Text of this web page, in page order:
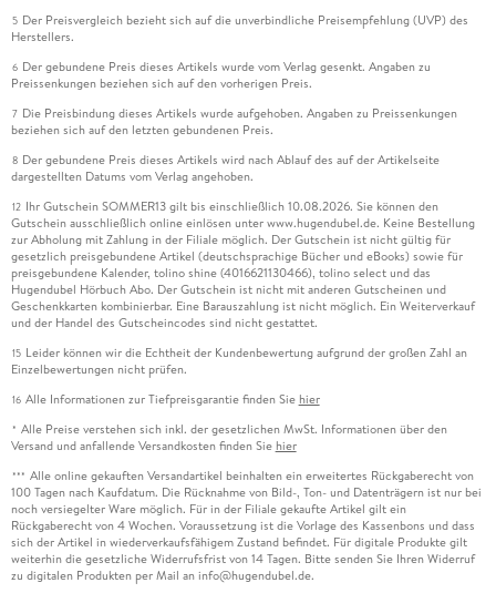
5 Der Preisvergleich bezieht sich auf die unverbindliche Preisempfehlung (UVP) des
Herstellers.
6 Der gebundene Preis dieses Artikels wurde vom Verlag gesenkt. Angaben zu
Preissenkungen beziehen sich auf den vorherigen Preis.
7 Die Preisbindung dieses Artikels wurde aufgehoben. Angaben zu Preissenkungen
beziehen sich auf den letzten gebundenen Preis.
8 Der gebundene Preis dieses Artikels wird nach Ablauf des auf der Artikelseite
dargestellten Datums vom Verlag angehoben.
12 Ihr Gutschein SOMMER13 gilt bis einschließlich 10.08.2026. Sie können den
Gutschein ausschließlich online einlösen unter www.hugendubel.de. Keine Bestellung
zur Abholung mit Zahlung in der Filiale möglich. Der Gutschein ist nicht gültig für
gesetzlich preisgebundene Artikel (deutschsprachige Bücher und eBooks) sowie für
preisgebundene Kalender, tolino shine (4016621130466), tolino select und das
Hugendubel Hörbuch Abo. Der Gutschein ist nicht mit anderen Gutscheinen und
Geschenkkarten kombinierbar. Eine Barauszahlung ist nicht möglich. Ein Weiterverkauf
und der Handel des Gutscheincodes sind nicht gestattet.
15 Leider können wir die Echtheit der Kundenbewertung aufgrund der großen Zahl an
Einzelbewertungen nicht prüfen.
16 Alle Informationen zur Tiefpreisgarantie finden Sie hier
* Alle Preise verstehen sich inkl. der gesetzlichen MwSt. Informationen über den
Versand und anfallende Versandkosten finden Sie hier
*** Alle online gekauften Versandartikel beinhalten ein erweitertes Rückgaberecht von
100 Tagen nach Kaufdatum. Die Rücknahme von Bild-, Ton- und Datenträgern ist nur bei
noch versiegelter Ware möglich. Für in der Filiale gekaufte Artikel gilt ein
Rückgaberecht von 4 Wochen. Voraussetzung ist die Vorlage des Kassenbons und dass
sich der Artikel in wiederverkaufsfähigem Zustand befindet. Für digitale Produkte gilt
weiterhin die gesetzliche Widerrufsfrist von 14 Tagen. Bitte senden Sie Ihren Widerruf
zu digitalen Produkten per Mail an info@hugendubel.de.